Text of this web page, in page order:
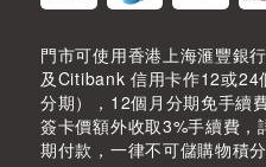
門市可使用香港上海滙豐銀
及Citibank 信用卡作12或24
分期），12個月分期免手續
簽卡價額外收取3%手續費
期付款，一律不可儲購物積分